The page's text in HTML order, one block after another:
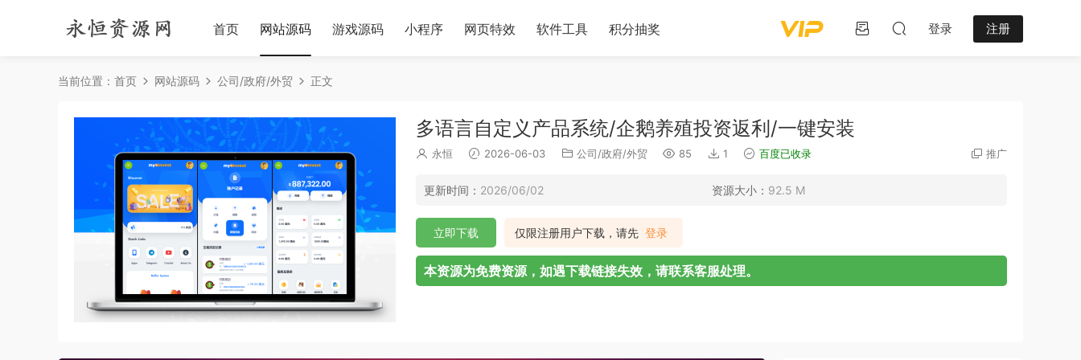
首页 网站源码 游戏源码 小程序 网页特效 软件工具 积分抽奖 登录 注册
当前位置： 首页 网站源码 公司/政府/外贸 正文
多语言自定义产品系统/企鹅养殖投资返利/一键安装
永恒 2026-06-03 公司/政府/外贸 85 1 百度已收录 推广
更新时间： 2026/06/02 资源大小： 92.5 M
仅限注册用户下载，请先 登录
立即下载
本资源为免费资源，如遇下载链接失效，请联系客服处理。